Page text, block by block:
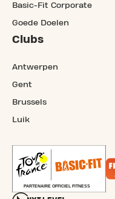
Basic-Fit Corporate
Goede Doelen
Clubs
Antwerpen
Gent
Brussels
Luik